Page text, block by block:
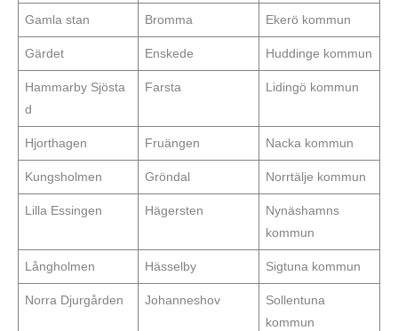
Gamla stan‎ Bromma Ekerö kommun
Gärdet‎ Enskede Huddinge kommun
Hammarby Sjösta
d
Farsta Lidingö kommun
Hjorthagen‎ Fruängen Nacka kommun
Kungsholmen‎ Gröndal Norrtälje kommun
Lilla Essingen‎ Hägersten
Nynäshamns
kommun
Långholmen‎ Hässelby Sigtuna kommun
Norra Djurgården Johanneshov
Sollentuna
kommun